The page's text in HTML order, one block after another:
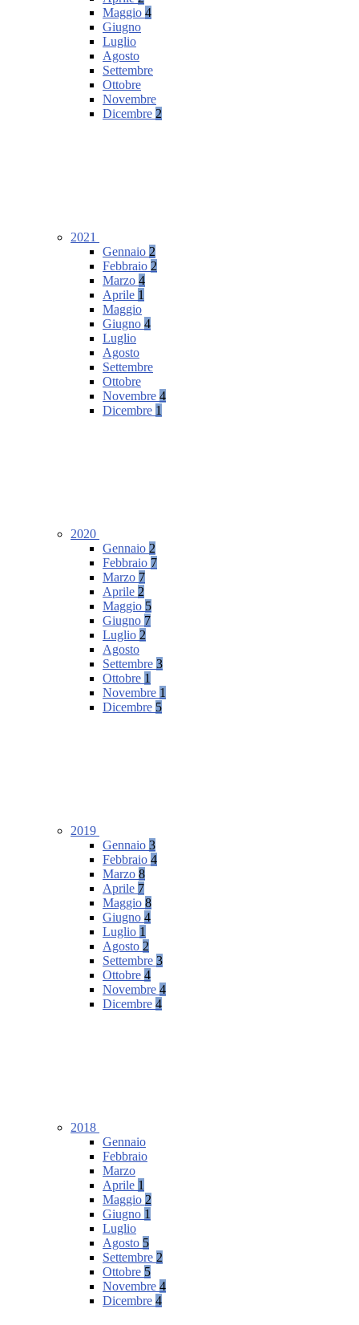
Maggio 4
Giugno
Luglio
Agosto
Settembre
Ottobre
Novembre
Dicembre 2
2021
Gennaio 2
Febbraio 2
Marzo 4
Aprile 1
Maggio
Giugno 4
Luglio
Agosto
Settembre
Ottobre
Novembre 4
Dicembre 1
2020
Gennaio 2
Febbraio 7
Marzo 7
Aprile 2
Maggio 5
Giugno 7
Luglio 2
Agosto
Settembre 3
Ottobre 1
Novembre 1
Dicembre 5
2019
Gennaio 3
Febbraio 4
Marzo 8
Aprile 7
Maggio 8
Giugno 4
Luglio 1
Agosto 2
Settembre 3
Ottobre 4
Novembre 4
Dicembre 4
2018
Gennaio
Febbraio
Marzo
Aprile 1
Maggio 2
Giugno 1
Luglio
Agosto 5
Settembre 2
Ottobre 5
Novembre 4
Dicembre 4